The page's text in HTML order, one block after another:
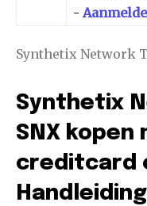
-
Synthetix Network
Synthetix
SNX kopen
creditcard
Handleiding